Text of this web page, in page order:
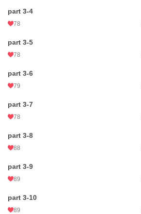
part 3-4
78
part 3-5
78
part 3-6
79
part 3-7
78
part 3-8
88
part 3-9
89
part 3-10
89